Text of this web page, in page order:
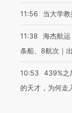
11:56 当大学
11:38
海杰航
条船、8航次｜
10:53
439%之
的天才，为何走